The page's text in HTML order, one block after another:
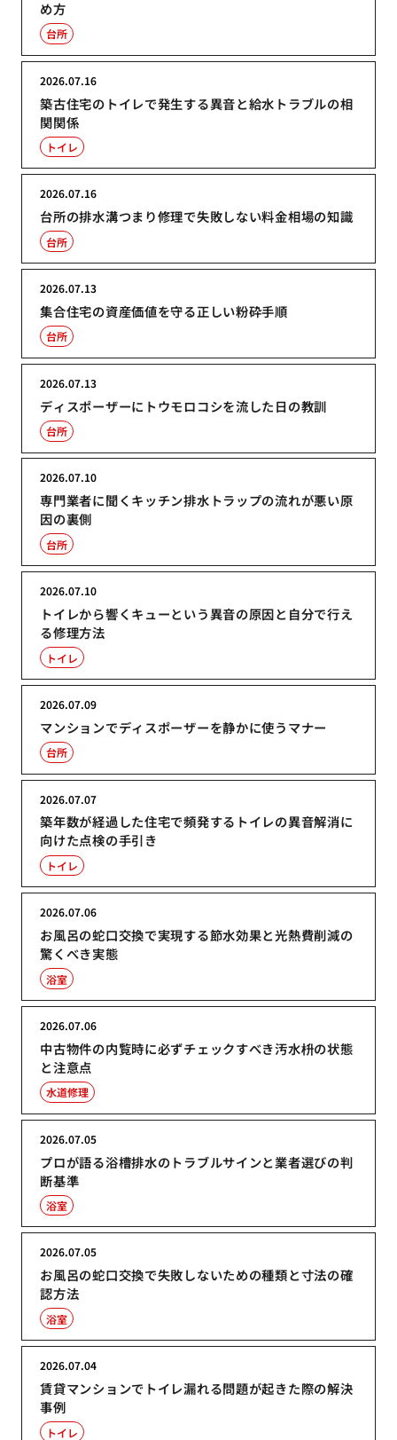
め方
台所
築古住宅のトイレで発生する異音と給水トラブルの相
関関係
2026.07.16
トイレ
台所の排水溝つまり修理で失敗しない料金相場の知識
2026.07.16
台所
集合住宅の資産価値を守る正しい粉砕手順
2026.07.13
台所
ディスポーザーにトウモロコシを流した日の教訓
2026.07.13
台所
専門業者に聞くキッチン排水トラップの流れが悪い原
因の裏側
2026.07.10
台所
トイレから響くキューという異音の原因と自分で行え
る修理方法
2026.07.10
トイレ
マンションでディスポーザーを静かに使うマナー
2026.07.09
台所
築年数が経過した住宅で頻発するトイレの異音解消に
向けた点検の手引き
2026.07.07
トイレ
お風呂の蛇口交換で実現する節水効果と光熱費削減の
驚くべき実態
2026.07.06
浴室
中古物件の内覧時に必ずチェックすべき汚水枡の状態
と注意点
2026.07.06
水道修理
プロが語る浴槽排水のトラブルサインと業者選びの判
断基準
2026.07.05
浴室
お風呂の蛇口交換で失敗しないための種類と寸法の確
認方法
2026.07.05
浴室
賃貸マンションでトイレ漏れる問題が起きた際の解決
事例
2026.07.04
トイレ